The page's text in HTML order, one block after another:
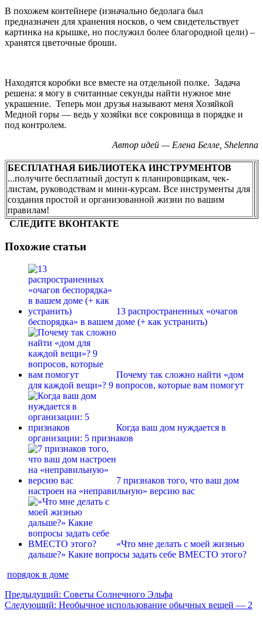
В похожем контейнере (изначально бедолага был
предназначен для хранения носков, о чем свидетельствует
картинка на крышке, но послужил более благородной цели) –
хранятся цветочные броши.
Находятся коробки все вместе на отдельной полке. Задача
решена: я могу в считанные секунды найти нужное мне
украшение. Теперь мои друзья называют меня Хозяйкой
Медной горы — ведь у хозяйки все сокровища в порядке и
под контролем.
Автор идей — Елена Белле, Shelenna
БЕСПЛАТНАЯ БИБЛИОТЕКА ИНСТРУМЕНТОВ
...получите бесплатный доступ к планировщикам, чек-
листам, руководствам и мини-курсам. Все инструменты для
создания простой и организованной жизни по вашим
правилам!
СЛЕДИТЕ ВКОНТАКТЕ
Похожие статьи
13 распространенных «очагов
беспорядка» в вашем доме (+ как устранить)
Почему так сложно найти «дом
для каждой вещи»? 9 вопросов, которые вам помогут
Когда ваш дом нуждается в
организации: 5 признаков
7 признаков того, что ваш дом
настроен на «неправильную» версию вас
«Что мне делать с моей жизнью
дальше?» Какие вопросы задать себе ВМЕСТО этого?
порядок в доме
Навигация
по
Предыдущий: Предыдущая
запись:
Советы Солнечного Эльфа
Следующий: Следующая
Необычное использование обычных вещей — 2